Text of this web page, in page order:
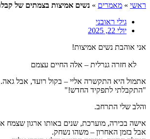
ראשי » מאמרים » נשים אמיצות בצמתים של
גילי ראובני
יולי 22, 2025
אני אוהבת נשים אמיצות!
לא חזרה גנרלית – אלה החיים עצמם
אתמול היא התקשרה אליי – בקול רועד, אבל גאה.
"התקבלתי לתפקיד החדש!"
והלב שלי התרחב.
אישה בכירה, מוערכת, שנים באותו ארגון שצמח
אבל בזמן האחרון – משהו נשחק.